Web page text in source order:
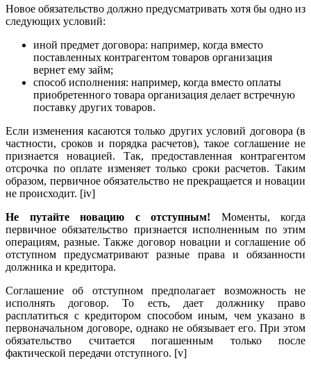
Новое обязательство должно предусматривать хотя бы одно из
следующих условий:
иной предмет договора: например, когда вместо
поставленных контрагентом товаров организация
вернет ему займ;
способ исполнения: например, когда вместо оплаты
приобретенного товара организация делает встречную
поставку других товаров.
Если изменения касаются только других условий договора (в
частности, сроков и порядка расчетов), такое соглашение не
признается новацией. Так, предоставленная контрагентом
отсрочка по оплате изменяет только сроки расчетов. Таким
образом, первичное обязательство не прекращается и новации
не происходит. [iv]
Не путайте новацию с отступным! Моменты, когда
первичное обязательство признается исполненным по этим
операциям, разные. Также договор новации и соглашение об
отступном предусматривают разные права и обязанности
должника и кредитора.
Соглашение об отступном предполагает возможность не
исполнять договор. То есть, дает должнику право
расплатиться с кредитором способом иным, чем указано в
первоначальном договоре, однако не обязывает его. При этом
обязательство считается погашенным только после
фактической передачи отступного. [v]